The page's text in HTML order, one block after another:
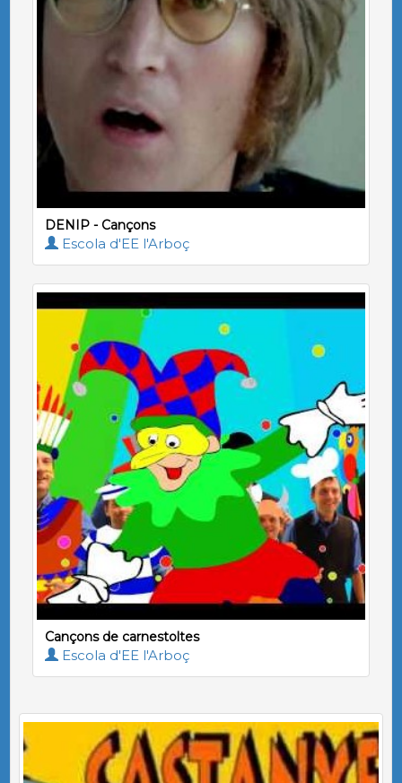
DENIP - Cançons
Escola d'EE l'Arboç
Cançons de carnestoltes
Escola d'EE l'Arboç